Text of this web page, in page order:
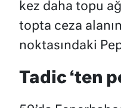
kez daha topu
topta ceza
noktasındaki
Tadic ‘ten